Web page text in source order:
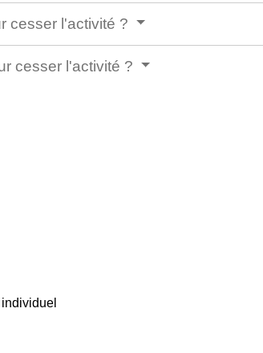
cesser l'activité ?
cesser l'activité ?